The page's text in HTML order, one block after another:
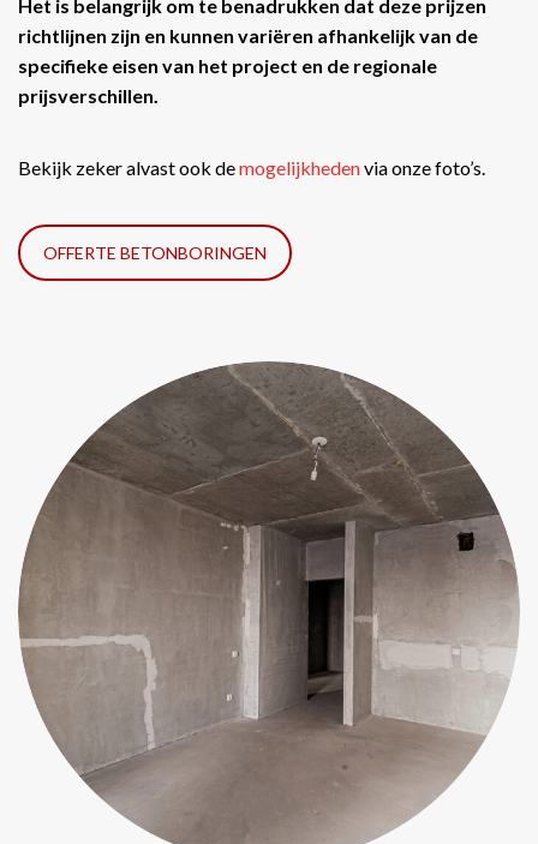
Het is belangrijk om te benadrukken dat deze prijzen
richtlijnen zijn en kunnen variëren afhankelijk van de
specifieke eisen van het project en de regionale
prijsverschillen.
Bekijk zeker alvast ook demogelijkhedenvia onze foto’s.
OFFERTE BETONBORINGEN